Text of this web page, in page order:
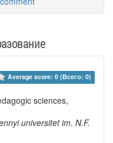
Average score: 0 (Всего: 0)
sciences,
universitet im. N.F.